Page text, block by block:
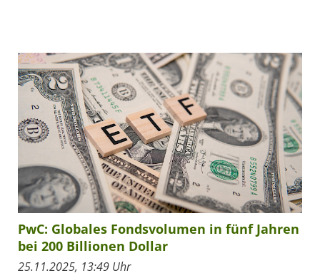
PwC: Globales Fondsvolumen in fünf Jahren
bei 200 Billionen Dollar
25.11.2025, 13:49 Uhr